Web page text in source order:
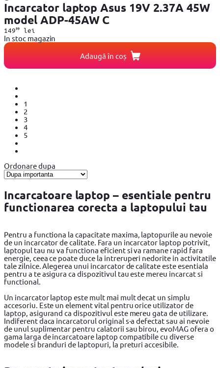
Incarcator laptop Asus 19V 2.37A 45W
model ADP-45AW C
14999lei
In stoc magazin
Adaugă în coș
1
2
3
4
5
Ordonare dupa
Incarcatoare laptop – esentiale pentru
functionarea corecta a laptopului tau
Pentru a functiona la capacitate maxima, laptopurile au nevoie
de un incarcator de calitate. Fara un incarcator laptop potrivit,
laptopul tau nu va functiona eficient si va ramane rapid fara
energie, ceea ce poate duce la intreruperi nedorite in activitatile
tale zilnice. Alegerea unui incarcator de calitate este esentiala
pentru a te asigura ca dispozitivul tau este mereu incarcat si
functional.
Un incarcator laptop este mult mai mult decat un simplu
accesoriu. Este un element vital pentru orice utilizator de
laptop, asigurand ca dispozitivul este mereu gata de utilizare.
Indiferent daca incarcatorul original s-a defectat sau ai nevoie
de unul suplimentar pentru calatorii sau birou, evoMAG ofera o
gama larga de incarcatoare laptop compatibile cu diverse
modele si branduri de laptopuri, la preturi accesibile.